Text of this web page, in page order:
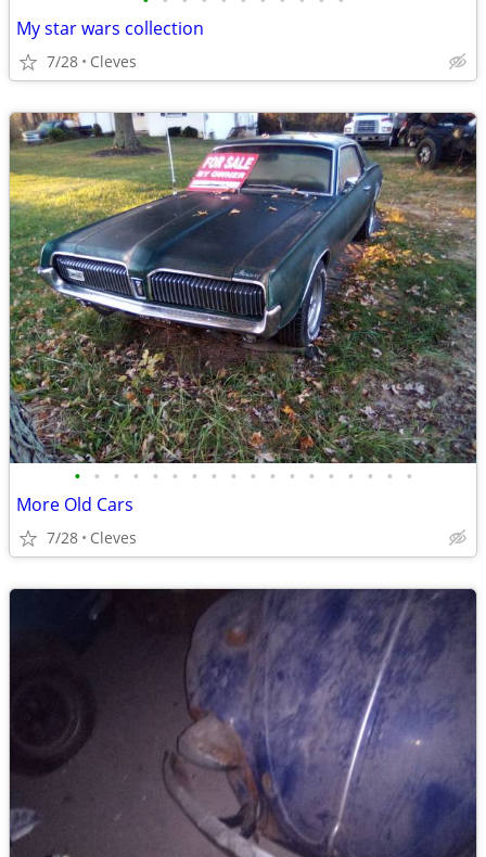
My star wars collection
7/28 Cleves
• • • • • • • • • • • • • • • • • •
More Old Cars
7/28 Cleves